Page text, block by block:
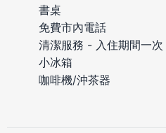
書桌
免費市內電話
清潔服務 - 入住期間一次
小冰箱
咖啡機/沖茶器